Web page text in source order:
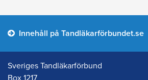
Innehåll på Tandläkarförbundet.se
Sveriges Tandläkarförbund
Box 1217